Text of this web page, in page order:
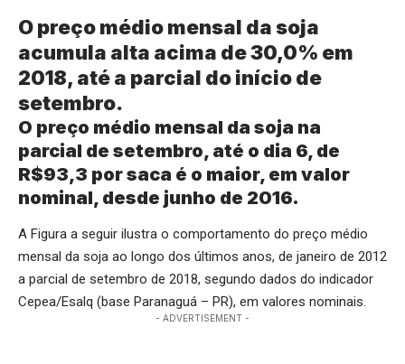
O preço médio mensal da soja
acumula alta acima de 30,0% em
2018, até a parcial do início de
setembro.
O preço médio mensal da soja na
parcial de setembro, até o dia 6, de
R$93,3 por saca é o maior, em valor
nominal, desde junho de 2016.
A Figura a seguir ilustra o comportamento do preço médio
mensal da soja ao longo dos últimos anos, de janeiro de 2012
a parcial de setembro de 2018, segundo dados do indicador
Cepea/Esalq (base Paranaguá – PR), em valores nominais.
- ADVERTISEMENT -